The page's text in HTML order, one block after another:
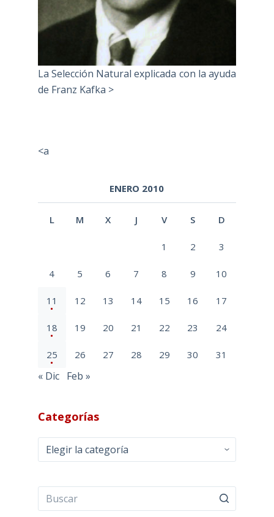
La Selección Natural explicada con la ayuda
de Franz Kafka >
<a
ENERO 2010
L M X J V S D
1 2 3
4 5 6 7 8 9 10
11 12 13 14 15 16 17
18 19 20 21 22 23 24
25 26 27 28 29 30 31
« Dic Feb »
Categorías
Categorías